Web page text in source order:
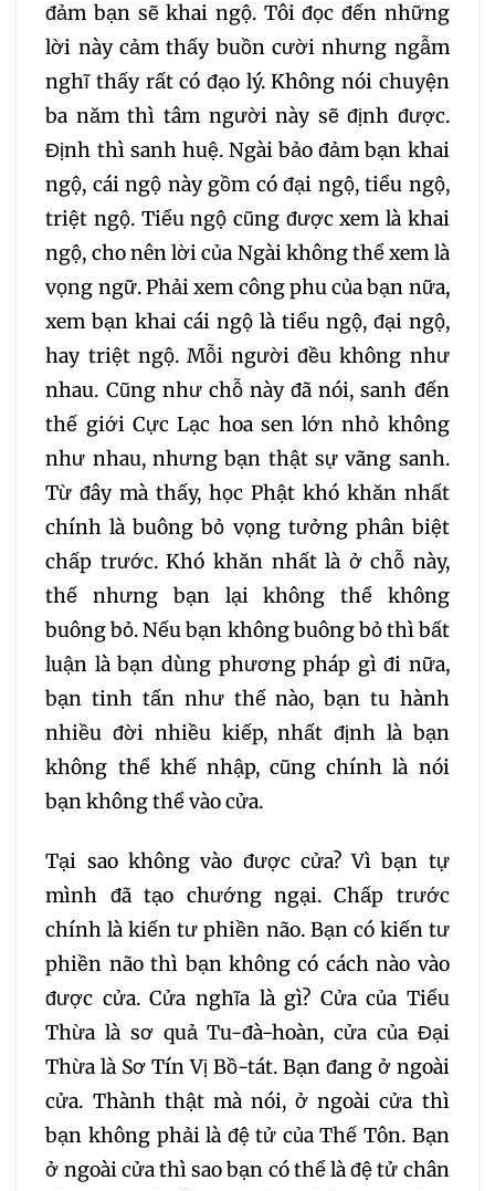
đảm bạn sẽ khai ngộ. Tôi đọc đến những
lời này cảm thấy buồn cười nhưng ngẫm
nghĩ thấy rất có đạo lý. Không nói chuyện
ba năm thì tâm người này sẽ định được.
Định thì sanh huệ. Ngài bảo đảm bạn khai
ngộ, cái ngộ này gồm có đại ngộ, tiểu ngộ,
triệt ngộ. Tiểu ngộ cũng được xem là khai
ngộ, cho nên lời của Ngài không thể xem là
vọng ngữ. Phải xem công phu của bạn nữa,
xem bạn khai cái ngộ là tiểu ngộ, đại ngộ,
hay triệt ngộ. Mỗi người đều không như
nhau. Cũng như chỗ này đã nói, sanh đến
thế giới Cực Lạc hoa sen lớn nhỏ không
như nhau, nhưng bạn thật sự vãng sanh.
Từ đây mà thấy, học Phật khó khăn nhất
chính là buông bỏ vọng tưởng phân biệt
chấp trước. Khó khăn nhất là ở chỗ này,
thế nhưng bạn lại không thể không
buông bỏ. Nếu bạn không buông bỏ thì bất
luận là bạn dùng phương pháp gì đi nữa,
bạn tinh tấn như thế nào, bạn tu hành
nhiều đời nhiều kiếp, nhất định là bạn
không thể khế nhập, cũng chính là nói
bạn không thể vào cửa.
Tại sao không vào được cửa? Vì bạn tự
mình đã tạo chướng ngại. Chấp trước
chính là kiến tư phiền não. Bạn có kiến tư
phiền não thì bạn không có cách nào vào
được cửa. Cửa nghĩa là gì? Cửa của Tiểu
Thừa là sơ quả Tu-đà-hoàn, cửa của Đại
Thừa là Sơ Tín Vị Bồ-tát. Bạn đang ở ngoài
cửa. Thành thật mà nói, ở ngoài cửa thì
bạn không phải là đệ tử của Thế Tôn. Bạn
ở ngoài cửa thì sao bạn có thể là đệ tử chân